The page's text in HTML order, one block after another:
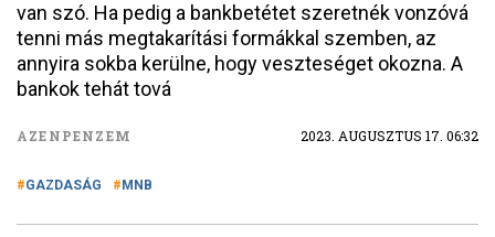
van szó. Ha pedig a bankbetétet szeretnék vonzóvá
tenni más megtakarítási formákkal szemben, az
annyira sokba kerülne, hogy veszteséget okozna. A
bankok tehát tová
AZENPENZEM 2023. AUGUSZTUS 17. 06:32
GAZDASÁG MNB